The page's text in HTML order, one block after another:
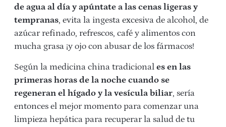
de agua al día y apúntate a las cenas ligeras y
tempranas, evita la ingesta excesiva de alcohol, de
azúcar refinado, refrescos, café y alimentos con
mucha grasa ¡y ojo con abusar de los fármacos!
Según la medicina china tradicional es en las
primeras horas de la noche cuando se
regeneran el hígado y la vesícula biliar, sería
entonces el mejor momento para comenzar una
limpieza hepática para recuperar la salud de tu